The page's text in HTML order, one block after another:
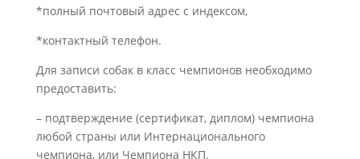
*полный почтовый адрес с индексом,
*контактный телефон.
Для записи собак в класс чемпионов необходимо
предоставить:
– подтверждение (сертификат, диплом) чемпиона
любой страны или Интернационального
чемпиона, или Чемпиона НКП.